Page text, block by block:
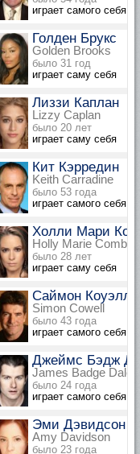
играет самого себя
Голден Брукс
Golden Brooks
было 31 год
играет саму себя
Лиззи Каплан
Lizzy Caplan
было 20 лет
играет саму себя
Кит Кэрредин
Keith Carradine
было 53 года
играет самого себя
Холли Мари
Holly Marie Combs
было 28 лет
играет саму себя
Саймон Коуэлл
Simon Cowell
было 43 года
играет самого себя
Джеймс Бэдж
James Badge Dale
было 24 года
играет самого себя
Эми Дэвидсон
Amy Davidson
было 23 года